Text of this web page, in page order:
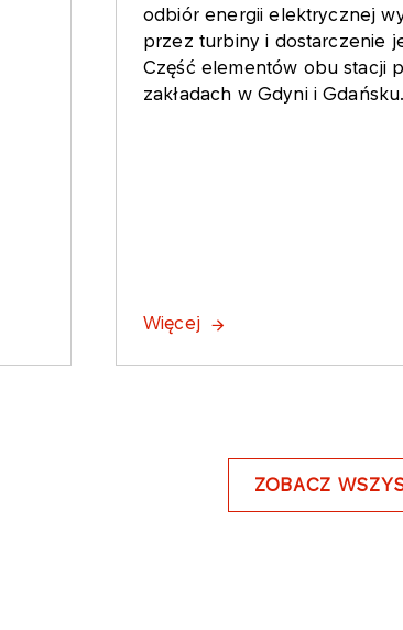
odbiór energii elektrycznej
przez turbiny i dostarczenie
Część elementów obu stacji
zakładach w Gdyni i Gdańsku.
Więcej
ZOBACZ